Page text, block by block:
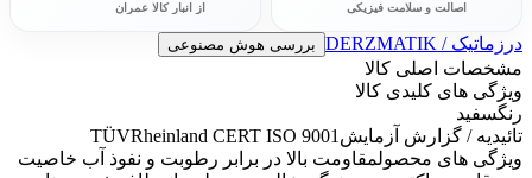
اصالت و سلامت فیزیکی از انبار کالا عمران
درزماتیک / DERZMATIK بررسی هوش مصنوعی
مشخصات اصلی کالا
ویژگی های کلیدی کالا
رنگسفید
تائیدیه / گزارش آزمایش TÜVRheinland CERT ISO 9001
ویژگی های محصولمقاومت بالا در برابر رطوبت و نفوذ آب خاصیت